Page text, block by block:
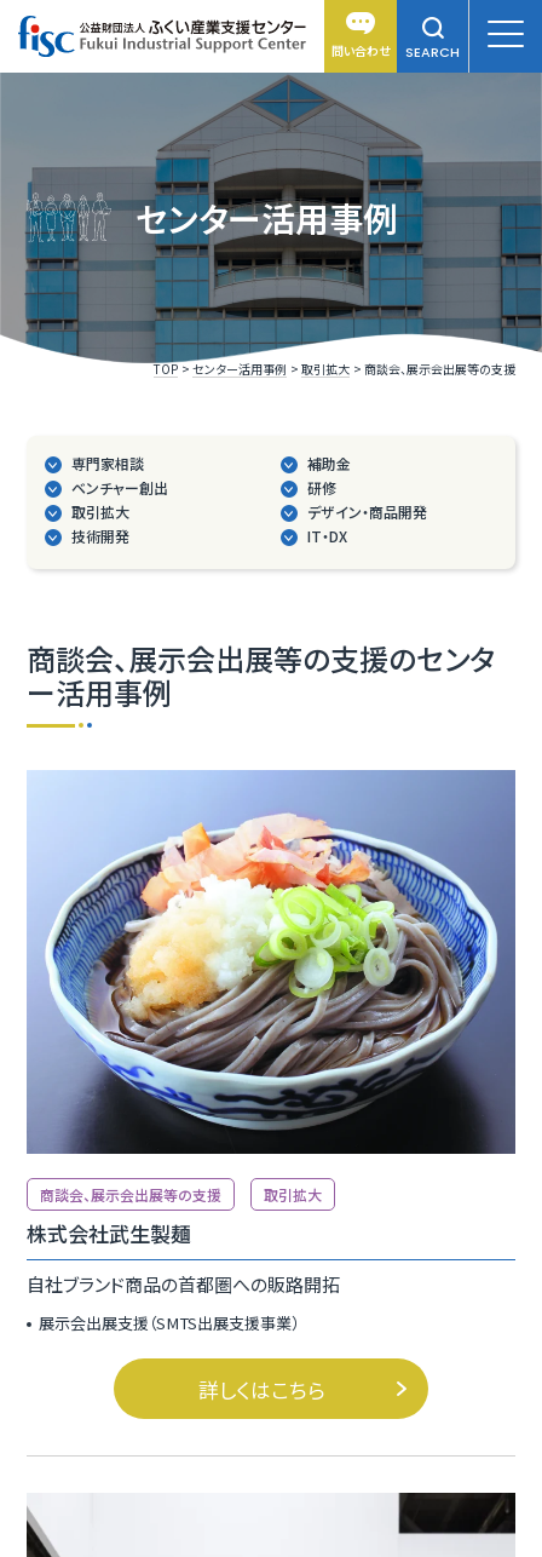
問い合わせ SEARCH
センター活用事例
TOP センター活用事例 取引拡大 商談会、展示会出展等の支援
専門家相談
補助金
ベンチャー創出
研修
取引拡大
デザイン・商品開発
技術開発
IT・DX
商談会、展示会出展等の支援のセンタ
ー活用事例
商談会、展示会出展等の支援 取引拡大
株式会社武生製麺
自社ブランド商品の首都圏への販路開拓
展示会出展支援（SMTS出展支援事業）
詳しくはこちら